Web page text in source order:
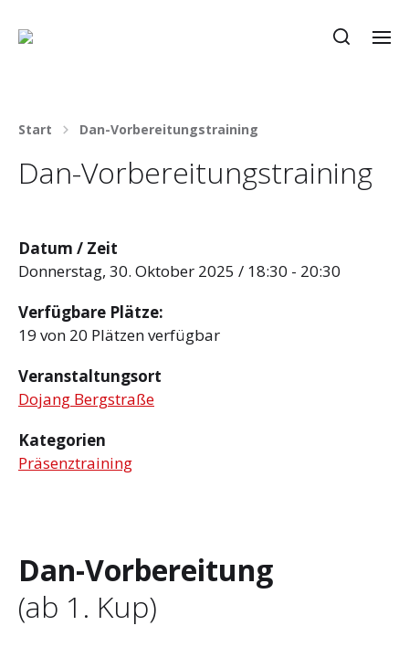
Start Dan-Vorbereitungstraining
Dan-Vorbereitungstraining
Datum / Zeit
Donnerstag, 30. Oktober 2025 / 18:30 - 20:30
Verfügbare Plätze:
19 von 20 Plätzen verfügbar
Veranstaltungsort
Dojang Bergstraße
Kategorien
Präsenztraining
Dan-Vorbereitung
(ab 1. Kup)